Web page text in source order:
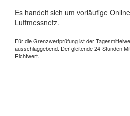
Es handelt sich um vorläufige
Luftmessnetz.
Für die Grenzwertprüfung ist der
ausschlaggebend. Der gleitende 24-Stunden
Richtwert.